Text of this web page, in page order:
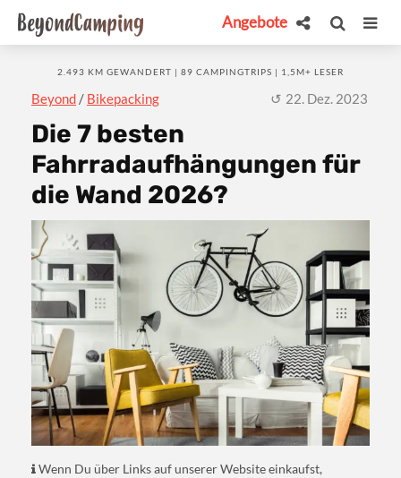
Angebote
Beyond / Bikepacking
2.493 KM GEWANDERT | 89 CAMPINGTRIPS | 1,5M+ LESER
22. Dez. 2023
Die 7 besten
Fahrradaufhängungen für
die Wand 2026?
Wenn Du über Links auf unserer Website einkaufst,